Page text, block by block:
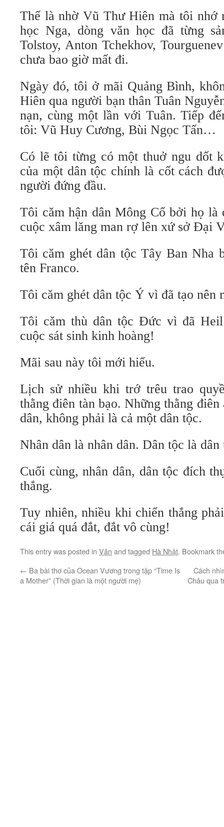
Thế là nhờ Vũ Thư Hiên mà tôi nhớ
học Nga, dòng văn học đã từng
Tolstoy, Anton Tchekhov,
chưa bao giờ mất đi.
Ngày đó, tôi ở mãi Quảng Bình,
Hiên qua người bạn thân Tuân
nạn, cùng một lần với Tuân. Tiếp
tôi: Vũ Huy Cương, Bùi Ngọc Tấn…
Có lẽ tôi từng có một thuở ngu dốt
của một dân tộc chính là cốt cách
người đứng đầu.
Tôi căm hận dân Mông Cổ bởi họ là
cuộc xâm lăng man rợ lên xứ sở Đại
Tôi căm ghét dân tộc Tây Ban Nha
tên Franco.
Tôi căm ghét dân tộc Ý vì đã tạo nên
Tôi căm thù dân tộc Đức vì đã
cuộc sát sinh kinh hoàng!
Mãi sau này tôi mới hiểu.
Lịch sử nhiều khi trớ trêu trao
thằng điên tàn bạo. Những thằng
dân, không phải là cả một dân tộc.
Nhân dân là nhân dân. Dân tộc là dân
Cuối cùng, nhân dân, dân tộc đích
thắng.
Tuy nhiên, nhiều khi chiến thắng
cái giá quá đắt, đắt vô cùng!
This entry was posted in Văn and tagged Hà Nhật. Bookmark
← Ba bài thơ của Ocean Vương trong tập “Time Is
a Mother” (Thời gian là một người mẹ)
Cách
Châu qua